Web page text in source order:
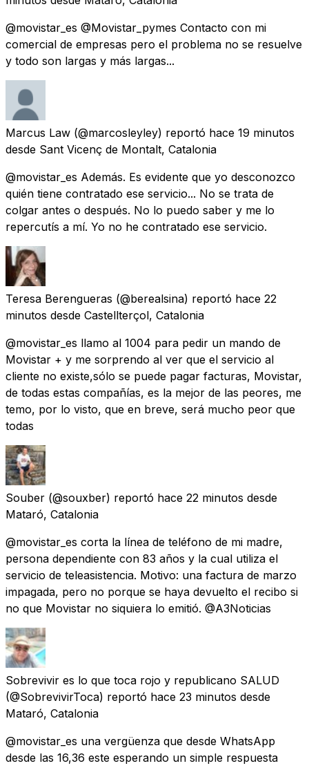
@movistar_es @Movistar_pymes Contacto con mi
comercial de empresas pero el problema no se resuelve
y todo son largas y más largas...
Marcus Law (@marcosleyley) reportó hace 19 minutos
desde Sant Vicenç de Montalt, Catalonia
@movistar_es Además. Es evidente que yo desconozco
quién tiene contratado ese servicio... No se trata de
colgar antes o después. No lo puedo saber y me lo
repercutís a mí. Yo no he contratado ese servicio.
Teresa Berengueras (@berealsina) reportó hace 22
minutos desde Castellterçol, Catalonia
@movistar_es llamo al 1004 para pedir un mando de
Movistar + y me sorprendo al ver que el servicio al
cliente no existe,sólo se puede pagar facturas, Movistar,
de todas estas compañías, es la mejor de las peores, me
temo, por lo visto, que en breve, será mucho peor que
todas
Souber (@souxber) reportó hace 22 minutos desde
Mataró, Catalonia
@movistar_es corta la línea de teléfono de mi madre,
persona dependiente con 83 años y la cual utiliza el
servicio de teleasistencia. Motivo: una factura de marzo
impagada, pero no porque se haya devuelto el recibo si
no que Movistar no siquiera lo emitió. @A3Noticias
Sobrevivir es lo que toca rojo y republicano SALUD
(@SobrevivirToca) reportó hace 23 minutos desde
Mataró, Catalonia
@movistar_es una vergüenza que desde WhatsApp
desde las 16,36 este esperando un simple respuesta